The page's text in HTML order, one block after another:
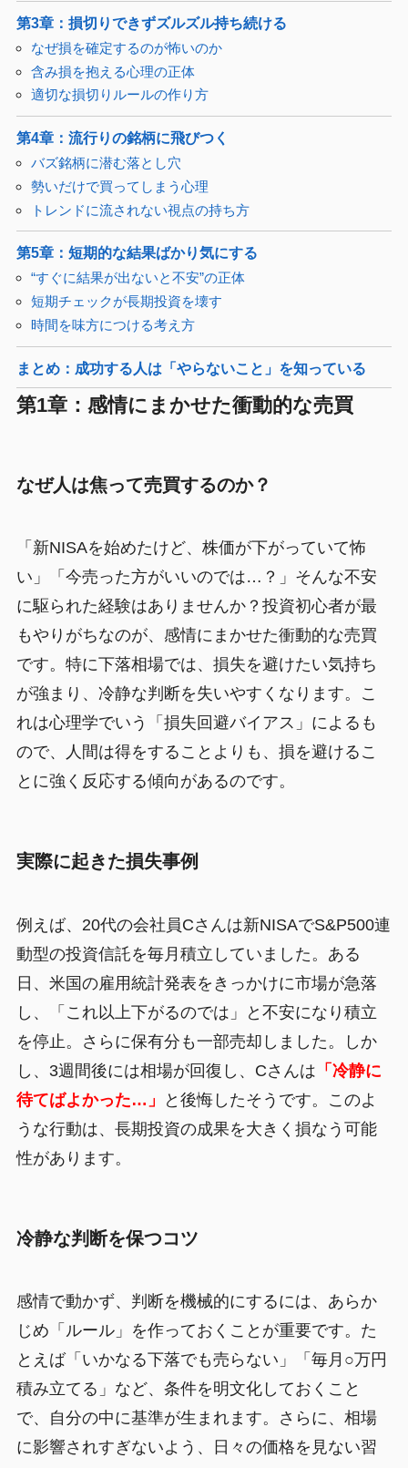
第3章：損切りできずズルズル持ち続ける
なぜ損を確定するのが怖いのか
含み損を抱える心理の正体
適切な損切りルールの作り方
第4章：流行りの銘柄に飛びつく
バズ銘柄に潜む落とし穴
勢いだけで買ってしまう心理
トレンドに流されない視点の持ち方
第5章：短期的な結果ばかり気にする
“すぐに結果が出ないと不安”の正体
短期チェックが長期投資を壊す
時間を味方につける考え方
まとめ：成功する人は「やらないこと」を知っている
第1章：感情にまかせた衝動的な売買
なぜ人は焦って売買するのか？
「新NISAを始めたけど、株価が下がっていて怖
い」「今売った方がいいのでは…？」そんな不安
に駆られた経験はありませんか？投資初心者が最
もやりがちなのが、感情にまかせた衝動的な売買
です。特に下落相場では、損失を避けたい気持ち
が強まり、冷静な判断を失いやすくなります。こ
れは心理学でいう「損失回避バイアス」によるも
ので、人間は得をすることよりも、損を避けるこ
とに強く反応する傾向があるのです。
実際に起きた損失事例
例えば、20代の会社員Cさんは新NISAでS&P500連
動型の投資信託を毎月積立していました。ある
日、米国の雇用統計発表をきっかけに市場が急落
し、「これ以上下がるのでは」と不安になり積立
を停止。さらに保有分も一部売却しました。しか
し、3週間後には相場が回復し、Cさんは 「冷静に
待てばよかった…」
と後悔したそうです。このよ
うな行動は、長期投資の成果を大きく損なう可能
性があります。
冷静な判断を保つコツ
感情で動かず、判断を機械的にするには、あらか
じめ「ルール」を作っておくことが重要です。た
とえば「いかなる下落でも売らない」「毎月○万円
積み立てる」など、条件を明文化しておくこと
で、自分の中に基準が生まれます。さらに、相場
に影響されすぎないよう、日々の価格を見ない習